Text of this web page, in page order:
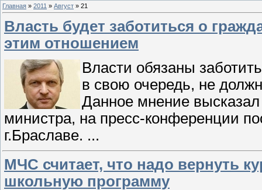
Главная » 2011 » Август » 21
Власть будет заботиться о
этим отношением
Власти обязаны
в свою очередь, не
Данное мнение
министра, на пресс-конференции
г.Браславе. ...
МЧС считает, что надо вернуть
школьную программу